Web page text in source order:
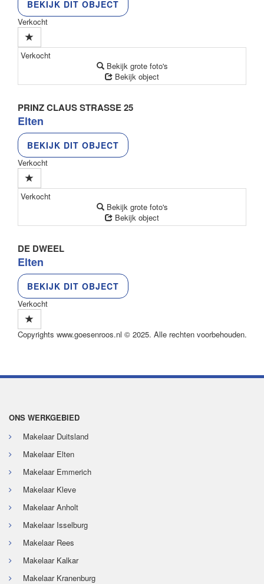
BEKIJK DIT OBJECT
Verkocht
Verkocht
Bekijk grote foto's
Bekijk object
PRINZ CLAUS STRASSE 25
Elten
BEKIJK DIT OBJECT
Verkocht
Verkocht
Bekijk grote foto's
Bekijk object
DE DWEEL
Elten
BEKIJK DIT OBJECT
Verkocht
Copyrights www.goesenroos.nl © 2025. Alle rechten voorbehouden.
ONS WERKGEBIED
Makelaar Duitsland
Makelaar Elten
Makelaar Emmerich
Makelaar Kleve
Makelaar Anholt
Makelaar Isselburg
Makelaar Rees
Makelaar Kalkar
Makelaar Kranenburg